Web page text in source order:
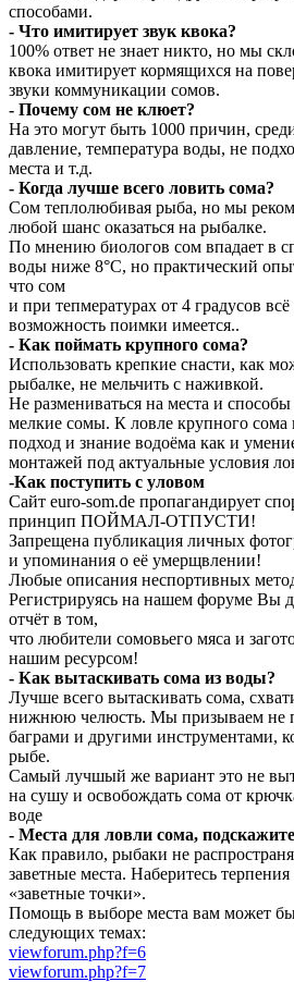
способами.
- Что имитирует звук квока?
100% ответ не знает никто, но мы
квока имитирует кормящихся на
звуки коммуникации сомов.
- Почему сом не клюет?
На это могут быть 1000 причин,
давление, температура воды, не
места и т.д.
- Когда лучше всего ловить сома?
Сом теплолюбивая рыба, но мы
любой шанс оказаться на рыбалке.
По мнению биологов сом впадает в
воды ниже 8°С, но практический
что сом
и при тепмературах от 4 градусов
возможность поимки имеется..
- Как поймать крупного сома?
Использовать крепкие снасти, как
рыбалке, не мельчить с наживкой.
Не размениваться на места и способы
мелкие сомы. К ловле крупного
подход и знание водоёма как и
монтажей под актуальные условия
-Как поступить с уловом
Сайт euro-som.de пропагандирует
принцип ПОЙМАЛ-ОТПУСТИ!
Запрещена публикация личных
и упоминания о её умерщвлении!
Любые описания неспортивных
Регистрируясь на нашем форуме Вы
отчёт в том,
что любители сомовьего мяса и
нашим ресурсом!
- Как вытаскивать сома из воды?
Лучше всего вытаскивать сома,
нижнюю челюсть. Мы призываем не
баграми и другими инструментами,
рыбе.
Самый лучшый же вариант это не
на сушу и освобождать сома от
воде
- Места для ловли сома,
Как правило, рыбаки не
заветные места. Наберитесь
«заветные точки».
Помощь в выборе места вам может
следующих темах:
viewforum.php?f=6
viewforum.php?f=7